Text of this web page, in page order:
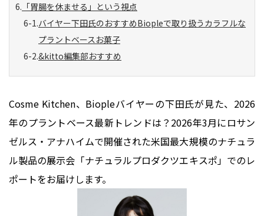
「胃腸を休ませる」という視点
バイヤー下田氏のおすすめBiopleで取り扱うカラフルな
プラントベースお菓子
&kitto編集部おすすめ
Cosme Kitchen、Biopleバイヤーの下田氏が見た、2026
年のプラントベース最新トレンドは？2026年3月にロサン
ゼルス・アナハイムで開催された米国最大規模のナチュラ
ル製品の展示会「ナチュラルプロダクツエキスポ」でのレ
ポートをお届けします。